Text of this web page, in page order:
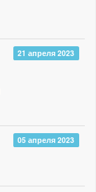
21 апреля 2023
05 апреля 2023